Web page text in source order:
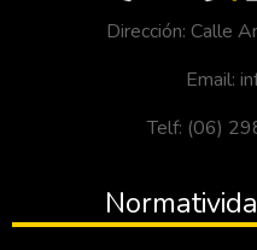
Dirección: Calle
Email:
Telf: (06)